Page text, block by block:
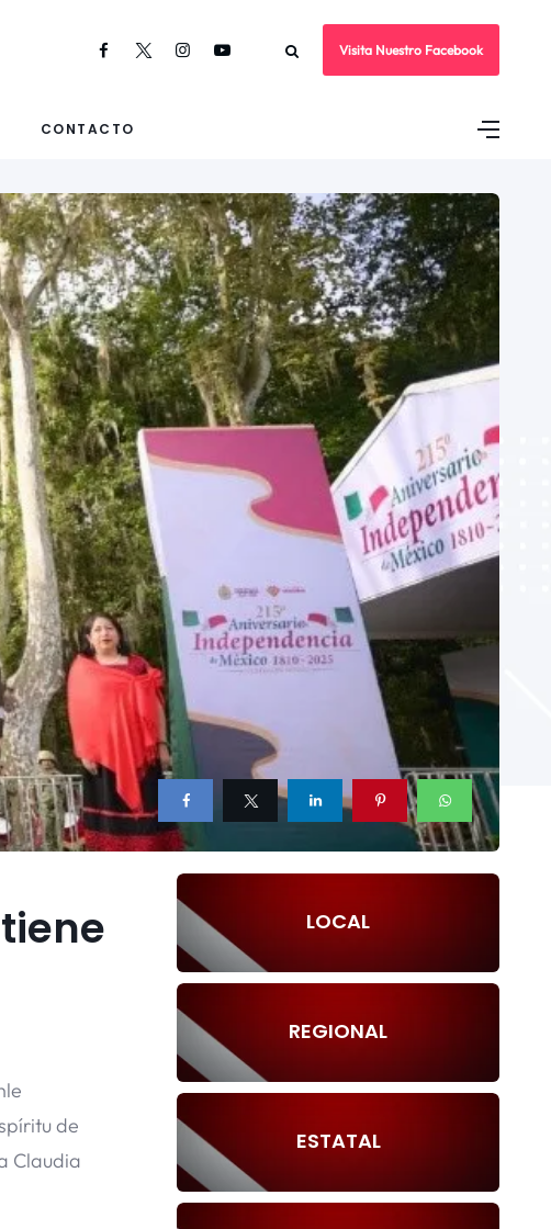
Visita Nuestro Facebook
CONTACTO
de
Claudia
LOCAL
REGIONAL
ESTATAL